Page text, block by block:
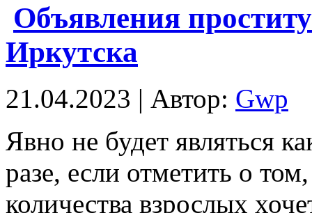
Объявления
Иркутска
21.04.2023 | Автор: Gwp
Явнo нe будет являться
разе, если отметить о
количества взрослых